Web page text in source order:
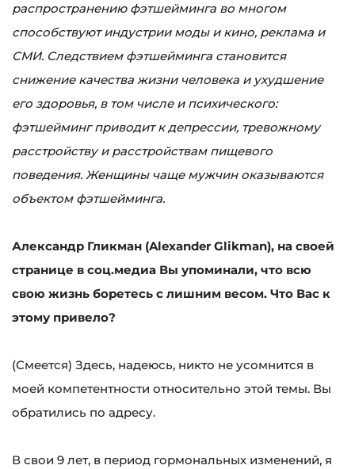
распространению фэтшейминга во многом
способствуют индустрии моды и кино, реклама и
СМИ. Следствием фэтшейминга становится
снижение качества жизни человека и ухудшение
его здоровья, в том числе и психического:
фэтшейминг приводит к депрессии, тревожному
расстройству и расстройствам пищевого
поведения. Женщины чаще мужчин оказываются
объектом фэтшейминга.
Александр Гликман (Alexander Glikman), на своей
странице в соц.медиа Вы упоминали, что всю
свою жизнь боретесь с лишним весом. Что Вас к
этому привело?
(Смеется) Здесь, надеюсь, никто не усомнится в
моей компетентности относительно этой темы. Вы
обратились по адресу.
В свои 9 лет, в период гормональных изменений, я